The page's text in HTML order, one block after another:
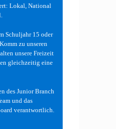
Lokal, National
Schuljahr 15 oder
zu unseren
unsere Freizeit
gleichzeitig eine
des Junior Branch
und das
verantwortlich.